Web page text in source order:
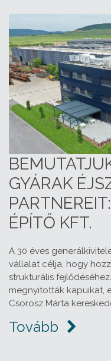
GYÁRAK
ÉPÍTŐ KFT.
A 30 éves
vállalat célja, hogy
strukturális
megnyitották kapuikat,
Csorosz Márta
Tovább